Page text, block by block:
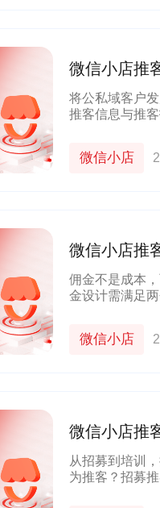
微信小店推
域运营？怎
将公私域客户
推客信息与推
微信小店
微信小店推
激励，打造
佣金不是成本
金设计需满足
微信小店
微信小店推
客怎么分层
从招募到培训
为推客？招募